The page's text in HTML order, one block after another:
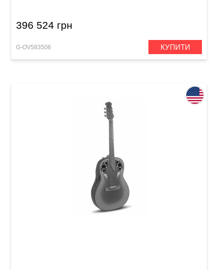
396 524 грн
G-OV583506 КУПИТИ